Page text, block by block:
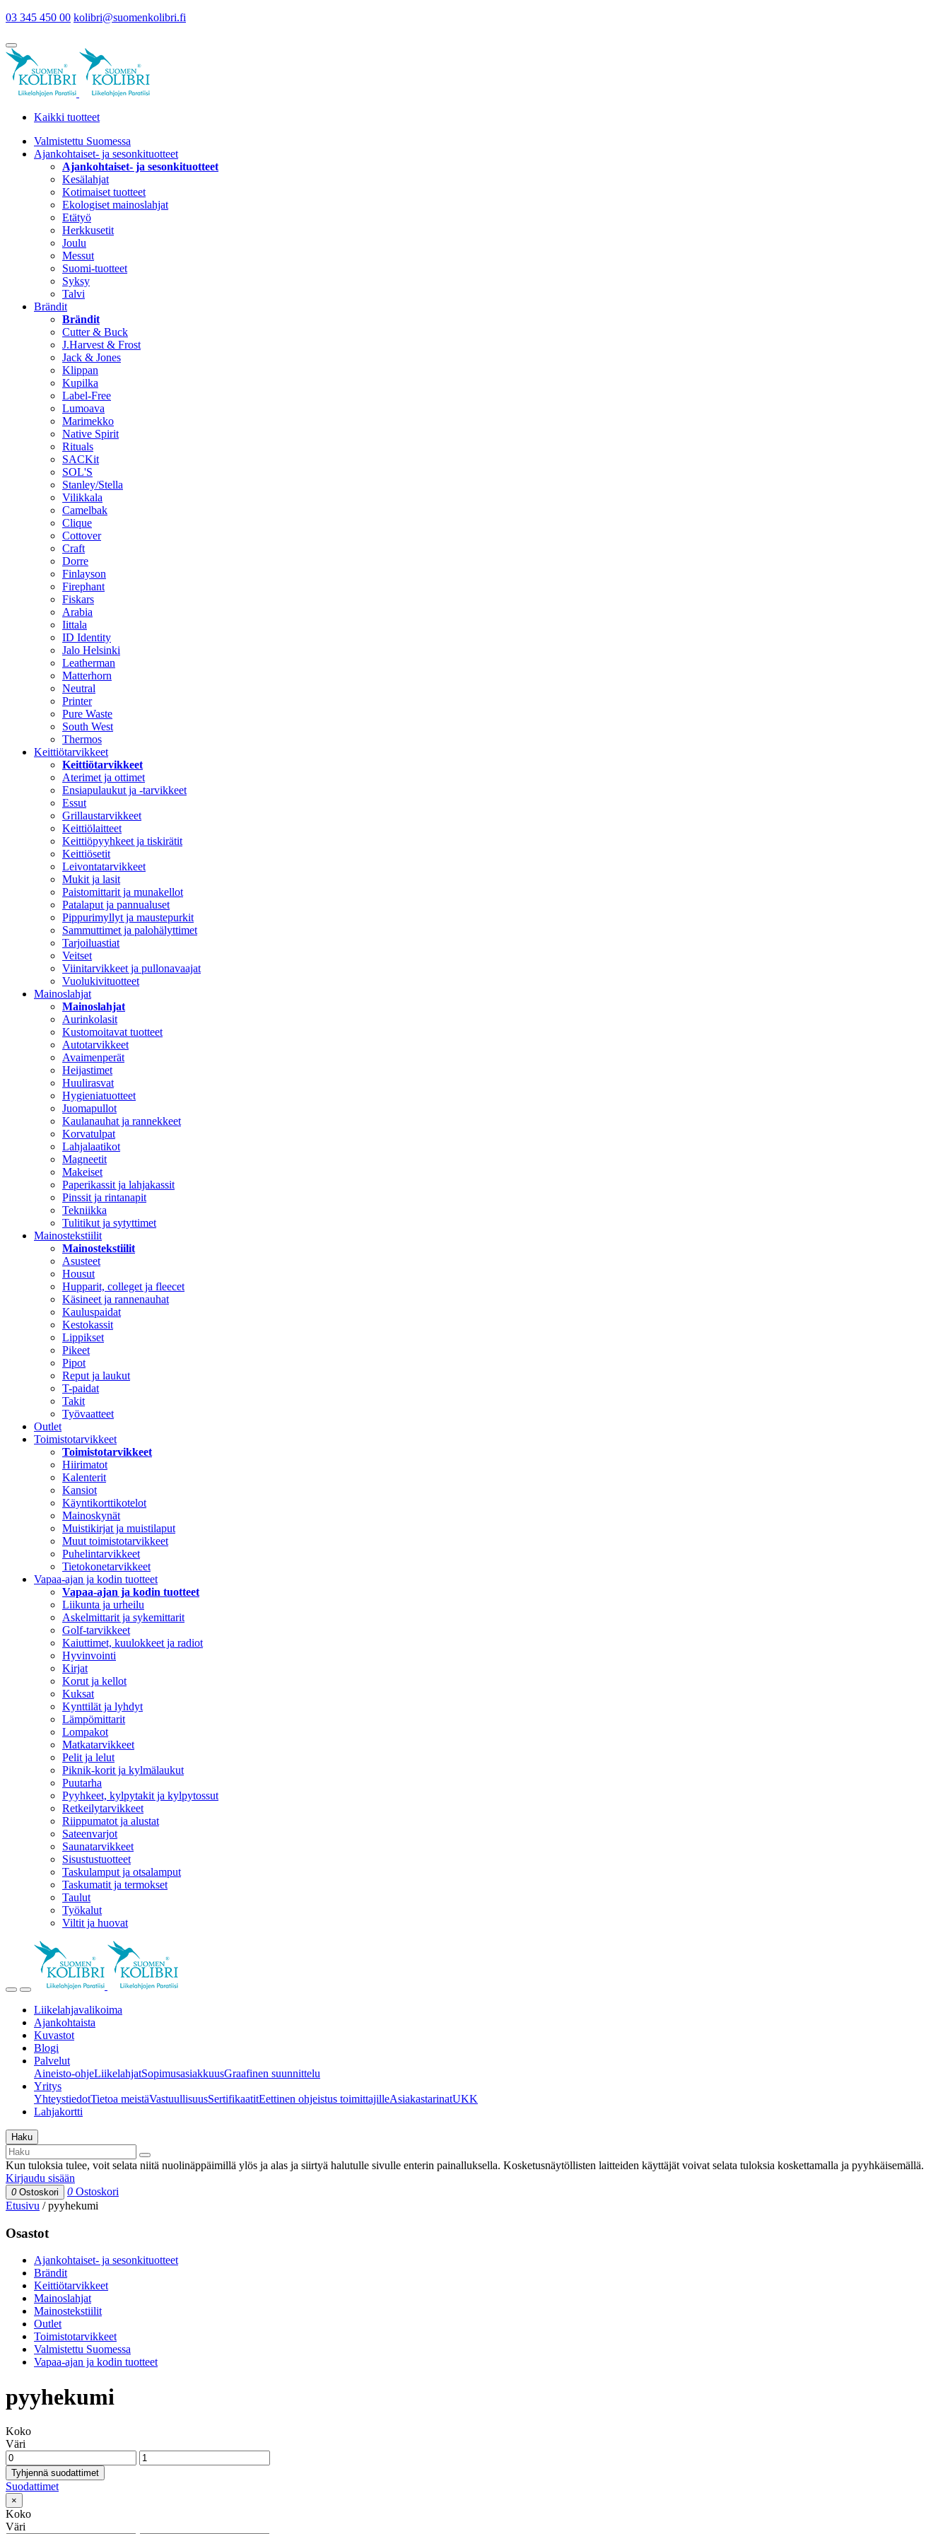
03 345 450 00 kolibri@suomenkolibri.fi
Kaikki tuotteet
Valmistettu Suomessa
Ajankohtaiset- ja sesonkituotteet
Ajankohtaiset- ja sesonkituotteet
Kesälahjat
Kotimaiset tuotteet
Ekologiset mainoslahjat
Etätyö
Herkkusetit
Joulu
Messut
Suomi-tuotteet
Syksy
Talvi
Brändit
Brändit
Cutter & Buck
J.Harvest & Frost
Jack & Jones
Klippan
Kupilka
Label-Free
Lumoava
Marimekko
Native Spirit
Rituals
SACKit
SOL'S
Stanley/Stella
Vilikkala
Camelbak
Clique
Cottover
Craft
Dorre
Finlayson
Firephant
Fiskars
Arabia
Iittala
ID Identity
Jalo Helsinki
Leatherman
Matterhorn
Neutral
Printer
Pure Waste
South West
Thermos
Keittiötarvikkeet
Keittiötarvikkeet
Aterimet ja ottimet
Ensiapulaukut ja -tarvikkeet
Essut
Grillaustarvikkeet
Keittiölaitteet
Keittiöpyyhkeet ja tiskirätit
Keittiösetit
Leivontatarvikkeet
Mukit ja lasit
Paistomittarit ja munakellot
Patalaput ja pannualuset
Pippurimyllyt ja maustepurkit
Sammuttimet ja palohälyttimet
Tarjoiluastiat
Veitset
Viinitarvikkeet ja pullonavaajat
Vuolukivituotteet
Mainoslahjat
Mainoslahjat
Aurinkolasit
Kustomoitavat tuotteet
Autotarvikkeet
Avaimenperät
Heijastimet
Huulirasvat
Hygieniatuotteet
Juomapullot
Kaulanauhat ja rannekkeet
Korvatulpat
Lahjalaatikot
Magneetit
Makeiset
Paperikassit ja lahjakassit
Pinssit ja rintanapit
Tekniikka
Tulitikut ja sytyttimet
Mainostekstiilit
Mainostekstiilit
Asusteet
Housut
Hupparit, colleget ja fleecet
Käsineet ja rannenauhat
Kauluspaidat
Kestokassit
Lippikset
Pikeet
Pipot
Reput ja laukut
T-paidat
Takit
Työvaatteet
Outlet
Toimistotarvikkeet
Toimistotarvikkeet
Hiirimatot
Kalenterit
Kansiot
Käyntikorttikotelot
Mainoskynät
Muistikirjat ja muistilaput
Muut toimistotarvikkeet
Puhelintarvikkeet
Tietokonetarvikkeet
Vapaa-ajan ja kodin tuotteet
Vapaa-ajan ja kodin tuotteet
Liikunta ja urheilu
Askelmittarit ja sykemittarit
Golf-tarvikkeet
Kaiuttimet, kuulokkeet ja radiot
Hyvinvointi
Kirjat
Korut ja kellot
Kuksat
Kynttilät ja lyhdyt
Lämpömittarit
Lompakot
Matkatarvikkeet
Pelit ja lelut
Piknik-korit ja kylmälaukut
Puutarha
Pyyhkeet, kylpytakit ja kylpytossut
Retkeilytarvikkeet
Riippumatot ja alustat
Sateenvarjot
Saunatarvikkeet
Sisustustuotteet
Taskulamput ja otsalamput
Taskumatit ja termokset
Taulut
Työkalut
Viltit ja huovat
Liikelahjavalikoima
Ajankohtaista
Kuvastot
Blogi
Palvelut
Aineisto-ohjeLiikelahjatSopimusasiakkuusGraafinen suunnittelu
Yritys
YhteystiedotTietoa meistäVastuullisuusSertifikaatitEettinen ohjeistus toimittajilleAsiakastarinatUKK
Lahjakortti
Haku
Kun tuloksia tulee, voit selata niitä nuolinäppäimillä ylös ja alas ja siirtyä halutulle sivulle enterin painalluksella. Kosketusnäytöllisten laitteiden käyttäjät voivat selata tuloksia koskettamalla ja pyyhkäisemällä.
Kirjaudu sisään
0 Ostoskori 0 Ostoskori
Etusivu /pyyhekumi
Osastot
Ajankohtaiset- ja sesonkituotteet
Brändit
Keittiötarvikkeet
Mainoslahjat
Mainostekstiilit
Outlet
Toimistotarvikkeet
Valmistettu Suomessa
Vapaa-ajan ja kodin tuotteet
pyyhekumi
Koko
Väri
Tyhjennä suodattimet
Suodattimet
×
Koko
Väri